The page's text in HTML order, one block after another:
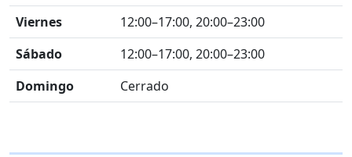
Viernes
12:00–17:00, 20:00–23:00
Sábado
12:00–17:00, 20:00–23:00
Domingo
Cerrado